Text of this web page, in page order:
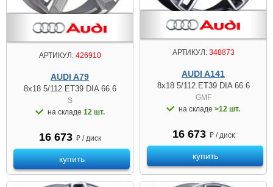
АРТИКУЛ:426910
AUDI A79
8x18 5/112 ET39 DIA 66.6
S
на складе 12 шт.
16 673 ₽ / диск
купить
АРТИКУЛ:348873
AUDI A141
8x18 5/112 ET39 DIA 66.6
GMF
на складе >12 шт.
16 673 ₽ / диск
купить